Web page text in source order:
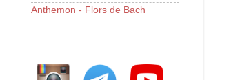
Anthemon - Flors de Bach